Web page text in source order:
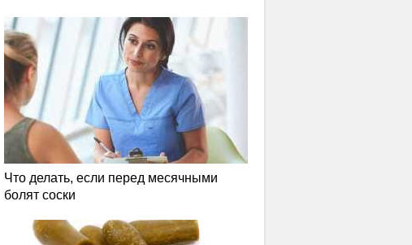
Что делать, если перед месячными
болят соски